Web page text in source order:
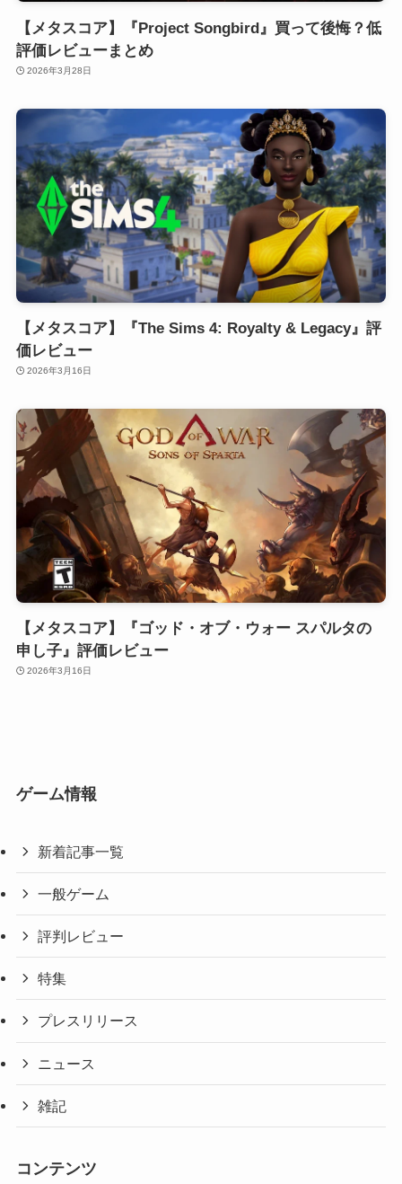
【メタスコア】『Project Songbird』買って後悔？低
評価レビューまとめ
2026年3月28日
【メタスコア】『The Sims 4: Royalty & Legacy』評
価レビュー
2026年3月16日
【メタスコア】『ゴッド・オブ・ウォー スパルタの
申し子』評価レビュー
2026年3月16日
ゲーム情報
新着記事一覧
一般ゲーム
評判レビュー
特集
プレスリリース
ニュース
雑記
コンテンツ